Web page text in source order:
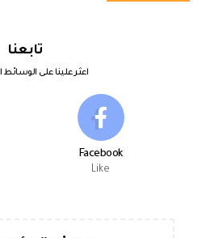
تابعنا
اعثر علينا على الوسائط
Facebook
Like